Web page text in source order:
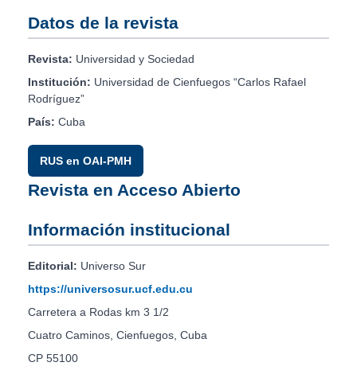
Datos de la revista
Revista: Universidad y Sociedad
Institución: Universidad de Cienfuegos “Carlos Rafael
Rodríguez”
País: Cuba
RUS en OAI-PMH
Revista en Acceso Abierto
Información institucional
Editorial: Universo Sur
https://universosur.ucf.edu.cu
Carretera a Rodas km 3 1/2
Cuatro Caminos, Cienfuegos, Cuba
CP 55100